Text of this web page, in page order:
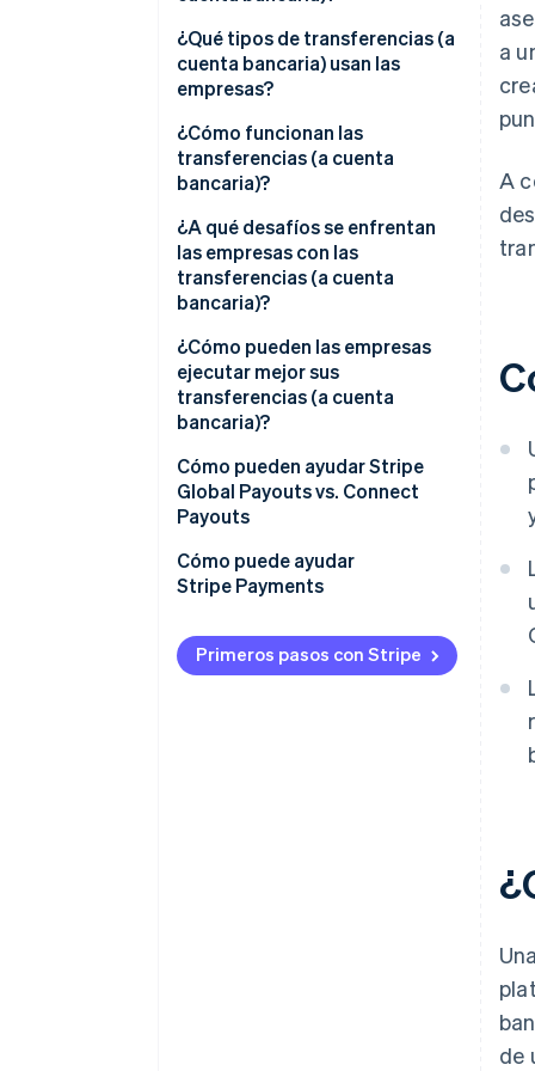
¿Qué tipos de transferencias (a
cuenta bancaria) usan las
empresas?
¿Cómo funcionan las
transferencias (a cuenta
bancaria)?
1. Aprovechar una fuente de
fondos
2. Recopilar los datos bancarios
3. Seleccionar una red
4. Acreditación de fondos
¿A qué desafíos se enfrentan
las empresas con las
transferencias (a cuenta
bancaria)?
Recopilar datos precisos del
destinatario
Gestionar la complejidad global
Impuestos y cumplimiento de la
normativa KYC
Manejar las fallas
¿Cómo pueden las empresas
ejecutar mejor sus
transferencias (a cuenta
bancaria)?
Simplificar el onboarding del
destinatario
Usar cuentas en varias monedas
Seleccionar una red
deliberadamente
Planificar cómo manejar las
fallas
Cómo pueden ayudar Stripe
Global Payouts vs. Connect
Payouts
Stripe Connect
Stripe Global Payouts
Cómo puede ayudar
Stripe Payments
Primeros pasos con Stripe
a
A
de